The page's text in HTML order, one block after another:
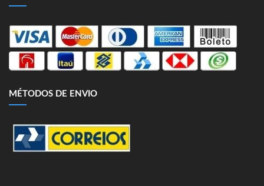
MÉTODOS DE ENVIO